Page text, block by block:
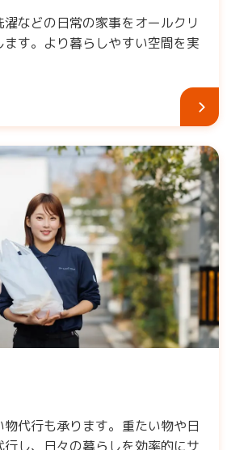
などの日常の家事をオールクリ
す。より暮らしやすい空間を実
代行も承ります。重たい物や日
し、日々の暮らしを効率的にサ